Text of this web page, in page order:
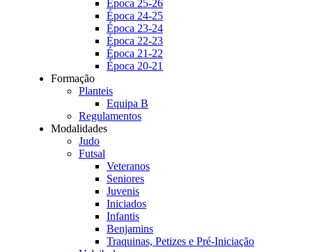
Época 25-26
Época 24-25
Época 23-24
Época 22-23
Época 21-22
Época 20-21
Formação
Planteis
Equipa B
Regulamentos
Modalidades
Judo
Futsal
Veteranos
Seniores
Juvenis
Iniciados
Infantis
Benjamins
Traquinas, Petizes e Pré-Iniciação